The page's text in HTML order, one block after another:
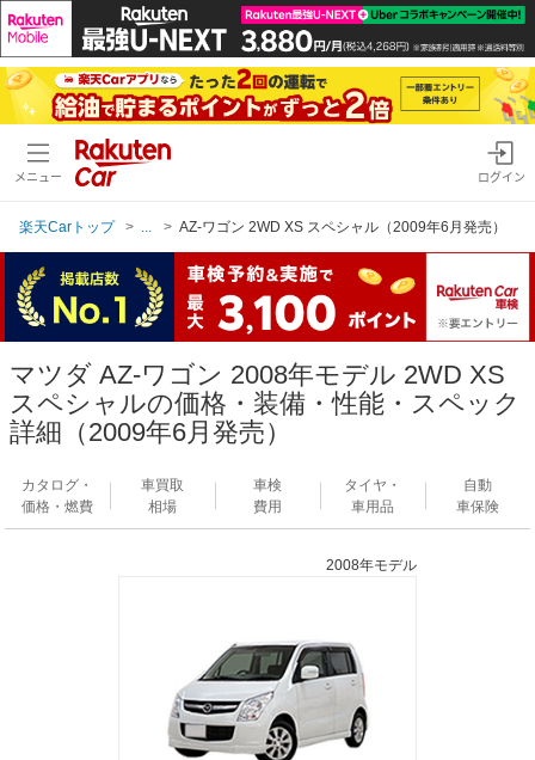
メニュー ログイン
楽天Carトップ AZ-ワゴン 2WD XS スペシャル（2009年6月発売）
マツダ AZ-ワゴン 2008年モデル 2WD XS
スペシャルの価格・装備・性能・スペック
詳細（2009年6月発売）
カタログ・
価格・燃費
車買取
相場
車検
費用
タイヤ・
車用品
自動
車保険
2008年モデル